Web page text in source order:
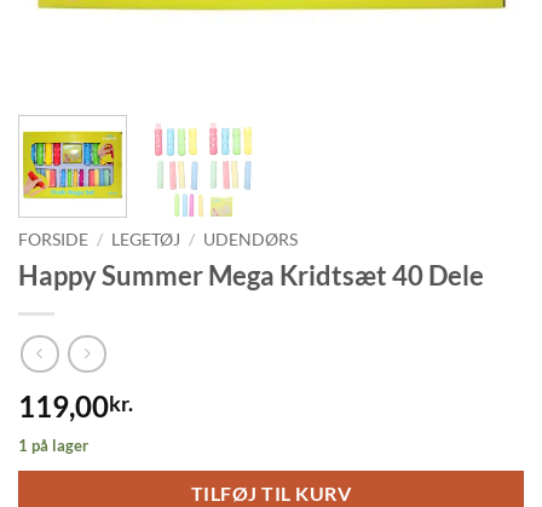
FORSIDE / LEGETØJ / UDENDØRS
Happy Summer Mega Kridtsæt 40 Dele
119,00kr.
1 på lager
TILFØJ TIL KURV